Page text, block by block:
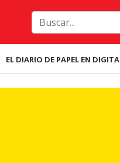
EL DIARIO DE PAPEL EN